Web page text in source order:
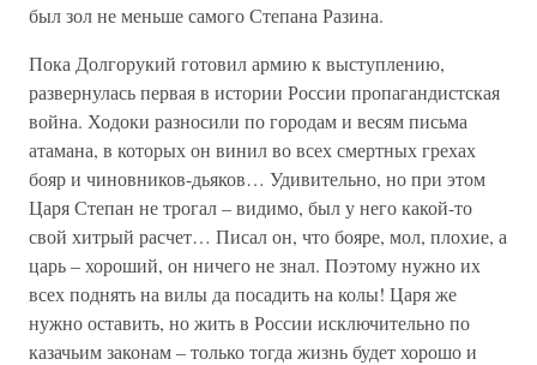
был зол не меньше самого Степана Разина.
Пока Долгорукий готовил армию к выступлению,
развернулась первая в истории России пропагандистская
война. Ходоки разносили по городам и весям письма
атамана, в которых он винил во всех смертных грехах
бояр и чиновников-дьяков… Удивительно, но при этом
Царя Степан не трогал – видимо, был у него какой-то
свой хитрый расчет… Писал он, что бояре, мол, плохие, а
царь – хороший, он ничего не знал. Поэтому нужно их
всех поднять на вилы да посадить на колы! Царя же
нужно оставить, но жить в России исключительно по
казачьим законам – только тогда жизнь будет хорошо и